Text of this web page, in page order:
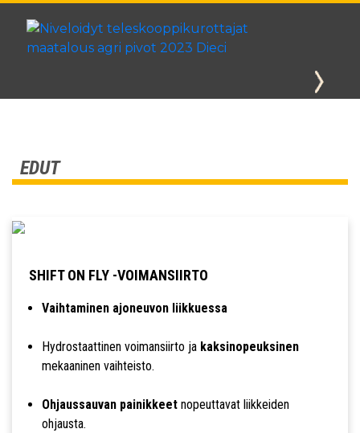
EDUT
SHIFT ON FLY -VOIMANSIIRTO
Vaihtaminen ajoneuvon liikkuessa
Hydrostaattinen voimansiirto ja kaksinopeuksinen
mekaaninen vaihteisto.
Ohjaussauvan painikkeetnopeuttavat liikkeiden
ohjausta.